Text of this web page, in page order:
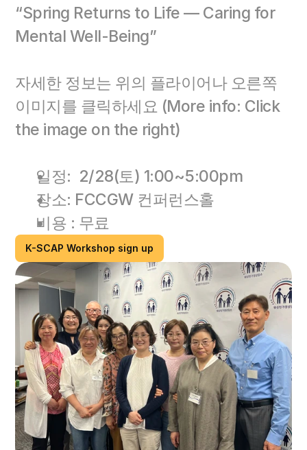
“Spring Returns to Life — Caring for
Mental Well-Being”
자세한 정보는 위의 플라이어나 오른쪽
이미지를 클릭하세요 (More info: Click
the image on the right)
일정:  2/28(토) 1:00~5:00pm
장소: FCCGW 컨퍼런스홀
비용 : 무료
K-SCAP Workshop sign up